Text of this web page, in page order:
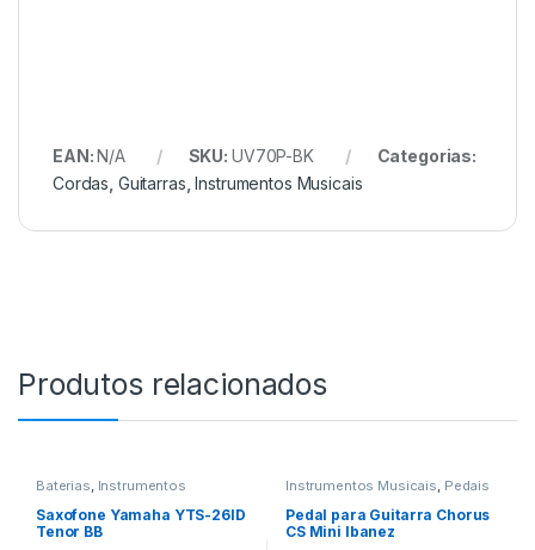
EAN:N/A SKU: UV70P-BK
Categorias:
Cordas Guitarras ,Instrumentos Musicais
Produtos relacionados
Baterias Instrumentos
Musicais
Saxofone Yamaha YTS-26ID
Tenor BB
Instrumentos Musicais Pedais
Pedais e Pedaleiras
Pedal para Guitarra Chorus
CS Mini Ibanez